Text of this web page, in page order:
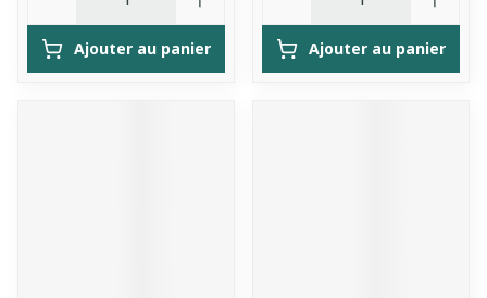
Ajouter au panier Ajouter au panier